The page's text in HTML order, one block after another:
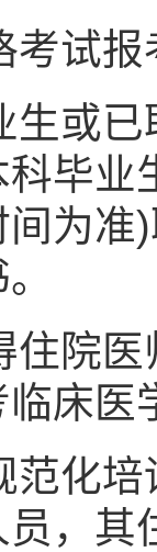
考试
生或
毕业
为准
住院
床医
范化
，其